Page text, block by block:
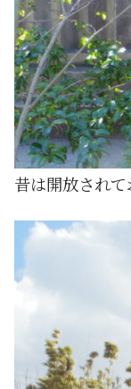
昔は開放され